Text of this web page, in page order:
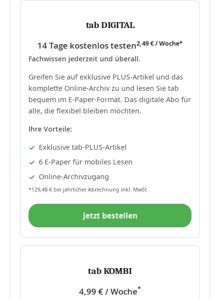
tab DIGITAL
14 Tage kostenlos testen2,49 € / Woche*
Fachwissen jederzeit und überall.
Greifen Sie auf exklusive PLUS-Artikel und das
komplette Online-Archiv zu und lesen Sie tab
bequem im E-Paper-Format. Das digitale Abo für
alle, die flexibel bleiben möchten.
Ihre Vorteile:
Exklusive tab-PLUS-Artikel
6 E-Paper für mobiles Lesen
Online-Archivzugang
*129,48 € bei jährlicher Abrechnung inkl. MwSt.
Jetzt bestellen
tab KOMBI
4,99 € / Woche*